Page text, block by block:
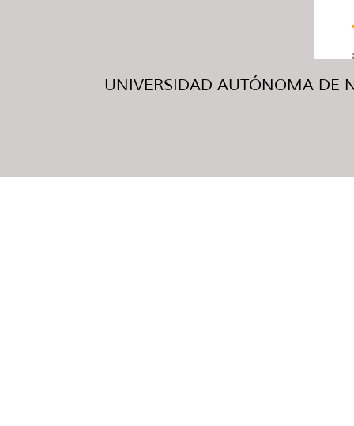
UNIVERSIDAD AUTÓNOMA DE